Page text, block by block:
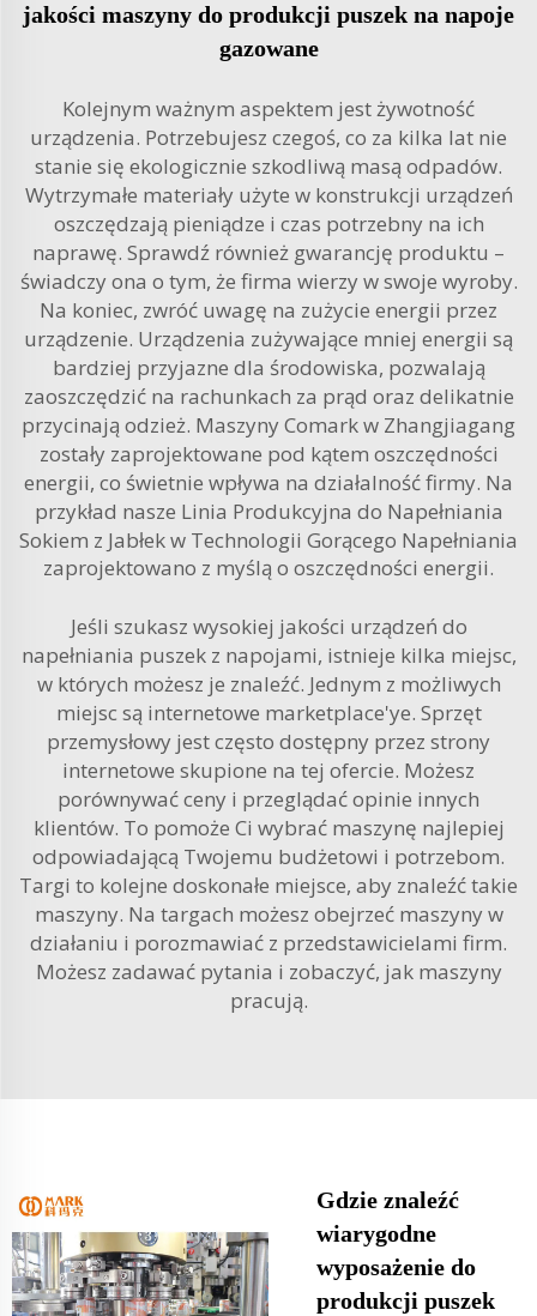
jakości maszyny do produkcji puszek na napoje
gazowane
Kolejnym ważnym aspektem jest żywotność
urządzenia. Potrzebujesz czegoś, co za kilka lat nie
stanie się ekologicznie szkodliwą masą odpadów.
Wytrzymałe materiały użyte w konstrukcji urządzeń
oszczędzają pieniądze i czas potrzebny na ich
naprawę. Sprawdź również gwarancję produktu –
świadczy ona o tym, że firma wierzy w swoje wyroby.
Na koniec, zwróć uwagę na zużycie energii przez
urządzenie. Urządzenia zużywające mniej energii są
bardziej przyjazne dla środowiska, pozwalają
zaoszczędzić na rachunkach za prąd oraz delikatnie
przycinają odzież. Maszyny Comark w Zhangjiagang
zostały zaprojektowane pod kątem oszczędności
energii, co świetnie wpływa na działalność firmy. Na
przykład nasze Linia Produkcyjna do Napełniania
Sokiem z Jabłek w Technologii Gorącego Napełniania
zaprojektowano z myślą o oszczędności energii.
Jeśli szukasz wysokiej jakości urządzeń do
napełniania puszek z napojami, istnieje kilka miejsc,
w których możesz je znaleźć. Jednym z możliwych
miejsc są internetowe marketplace'ye. Sprzęt
przemysłowy jest często dostępny przez strony
internetowe skupione na tej ofercie. Możesz
porównywać ceny i przeglądać opinie innych
klientów. To pomoże Ci wybrać maszynę najlepiej
odpowiadającą Twojemu budżetowi i potrzebom.
Targi to kolejne doskonałe miejsce, aby znaleźć takie
maszyny. Na targach możesz obejrzeć maszyny w
działaniu i porozmawiać z przedstawicielami firm.
Możesz zadawać pytania i zobaczyć, jak maszyny
pracują.
Gdzie znaleźć
wiarygodne
wyposażenie do
produkcji puszek